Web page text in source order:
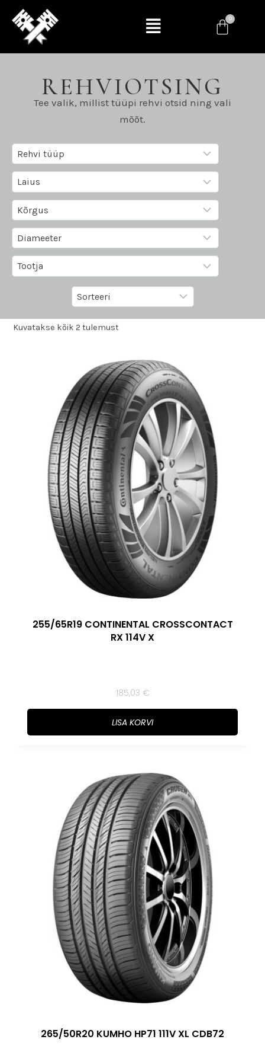
REHVIOTSING
Tee valik, millist tüüpi rehvi otsid ning vali
mõõt.
Kuvatakse kõik 2 tulemust
255/65R19 CONTINENTAL CROSSCONTACT
RX 114V X
185,03 €
LISA KORVI
265/50R20 KUMHO HP71 111V XL CDB72